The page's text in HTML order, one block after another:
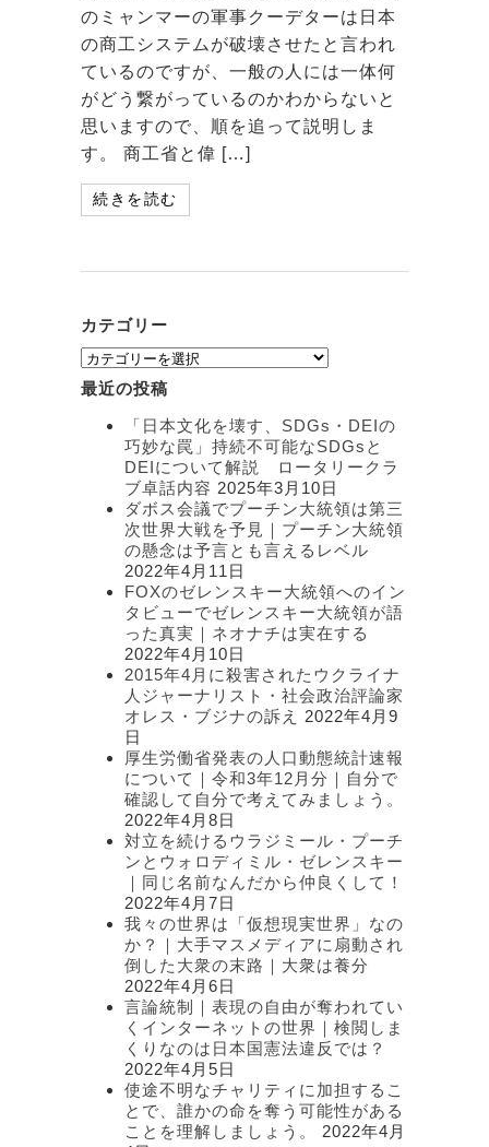
のミャンマーの軍事クーデターは日本
の商工システムが破壊させたと言われ
ているのですが、一般の人には一体何
がどう繋がっているのかわからないと
思いますので、順を追って説明しま
す。 商工省と偉 […]
続きを読む
カテゴリー
カ
テ
ゴ
最近の投稿
「日本文化を壊す、SDGs・DEIの
巧妙な罠」持続不可能なSDGsと
DEIについて解説 ロータリークラ
ブ卓話内容 2025年3月10日
ダボス会議でプーチン大統領は第三
次世界大戦を予見｜プーチン大統領
の懸念は予言とも言えるレベル
2022年4月11日
FOXのゼレンスキー大統領へのイン
タビューでゼレンスキー大統領が語
った真実｜ネオナチは実在する
2022年4月10日
2015年4月に殺害されたウクライナ
人ジャーナリスト・社会政治評論家
オレス・ブジナの訴え
2022年4月9
日
厚生労働省発表の人口動態統計速報
について｜令和3年12月分｜自分で
確認して自分で考えてみましょう。
2022年4月8日
対立を続けるウラジミール・プーチ
ンとウォロディミル・ゼレンスキー
｜同じ名前なんだから仲良くして！
2022年4月7日
我々の世界は「仮想現実世界」なの
か？｜大手マスメディアに扇動され
倒した大衆の末路｜大衆は養分
2022年4月6日
言論統制｜表現の自由が奪われてい
くインターネットの世界｜検閲しま
くりなのは日本国憲法違反では？
2022年4月5日
使途不明なチャリティに加担するこ
とで、誰かの命を奪う可能性がある
ことを理解しましょう。
2022年4月